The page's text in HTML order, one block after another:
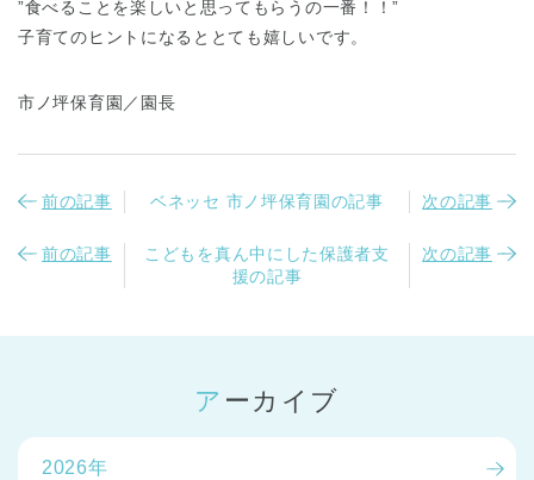
”食べることを楽しいと思ってもらうの一番！！”
子育てのヒントになるととても嬉しいです。
市ノ坪保育園／園長
前の記事 ベネッセ 市ノ坪保育園の記事 次の記事
前の記事
こどもを真ん中にした保護者支
援の記事
次の記事
アーカイブ
2026年